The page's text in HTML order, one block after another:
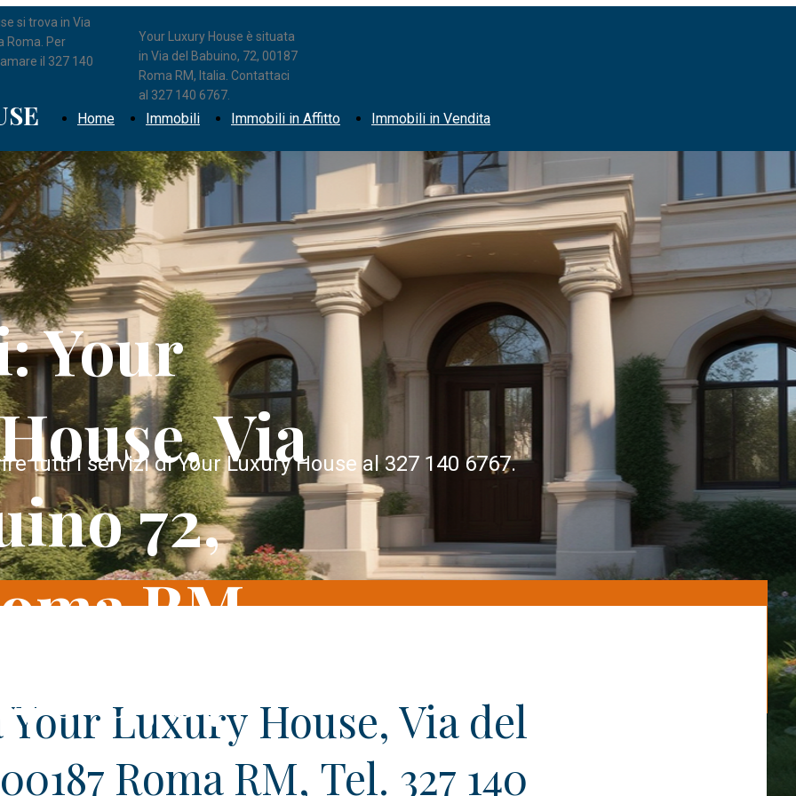
si trova in Via
Roma. Per
il 327 140
Your Luxury House è situata
in Via del Babuino, 72, 00187
Roma RM, Italia. Contattaci
al 327 140 6767.
Home Immobili Immobili in Affitto Immobili in Vendita
Your
Via
72,
RM,
6767
tutti i servizi di Your Luxury House al 327 140 6767.
Luxury House, Via del
Roma RM, Tel. 327 140